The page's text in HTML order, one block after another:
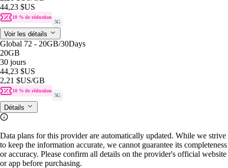
44,23 $US
10 % de réduction
5G
Voir les détails
Global 72 - 20GB/30Days
20GB
30 jours
44,23 $US
2,21 $US/GB
10 % de réduction
5G
Détails
Data plans for this provider are automatically updated. While we strive
to keep the information accurate, we cannot guarantee its completeness
or accuracy. Please confirm all details on the provider's official website
or app before purchasing.